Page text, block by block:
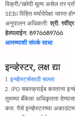
विक्री/खरेदी मूल्य असेल तर
SEBI विहित मर्यादेपेक्षा जास्त
अनुपालन अधिकारी: श्री.
हेल्पलाईन: 8976689766
आमच्याशी संपर्क साधा
इन्व्हेस्टर, लक्ष द्या
1. इन्व्हेस्टर्ससाठी सल्ला
2. IPO सबस्क्राईब करताना
तुमच्या बँकेला अधिकृतता
करा. पैसे इन्व्हेस्टरच्या